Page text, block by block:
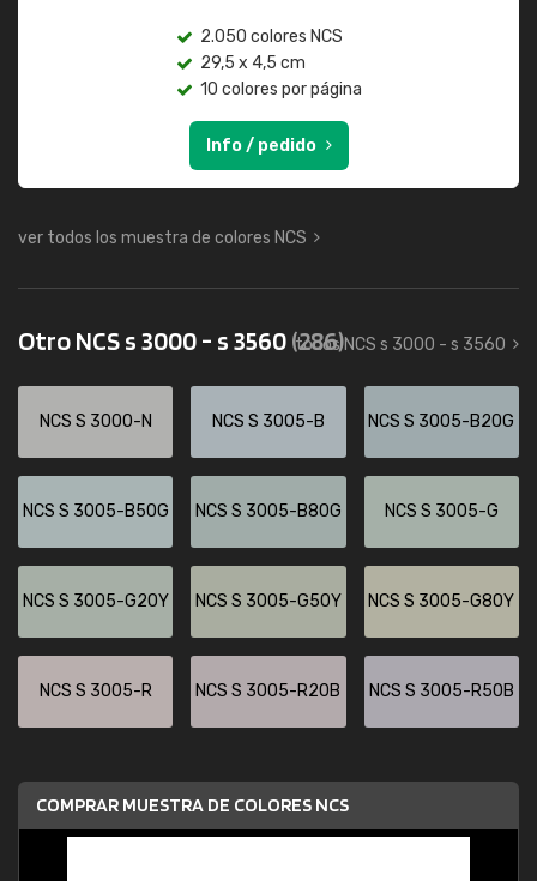
2.050 colores NCS
29,5 x 4,5 cm
10 colores por página
Info / pedido
ver todos los muestra de colores NCS
Otro NCS s 3000 - s 3560(286)
todos NCS s 3000 - s 3560
NCS S 3000-N NCS S 3005-B NCS S 3005-B20G
NCS S 3005-B50G NCS S 3005-B80G NCS S 3005-G
NCS S 3005-G20Y NCS S 3005-G50Y NCS S 3005-G80Y
NCS S 3005-R NCS S 3005-R20B NCS S 3005-R50B
COMPRAR MUESTRA DE COLORES NCS